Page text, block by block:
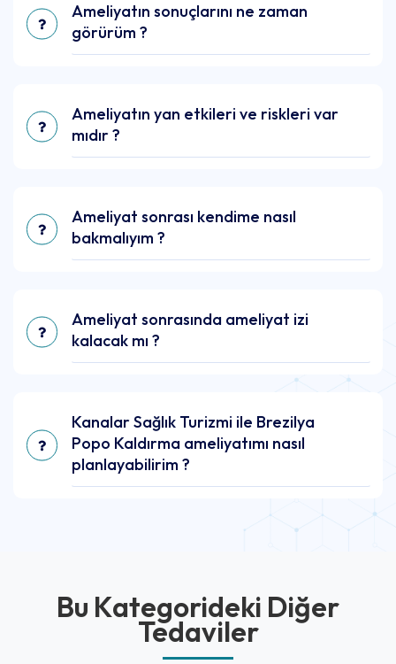
Ameliyatın sonuçlarını ne zaman
görürüm ?
Ameliyatın yan etkileri ve riskleri var
mıdır ?
Ameliyat sonrası kendime nasıl
bakmalıyım ?
Ameliyat sonrasında ameliyat izi
kalacak mı ?
Kanalar Sağlık Turizmi ile Brezilya
Popo Kaldırma ameliyatımı nasıl
planlayabilirim ?
Bu Kategorideki Diğer
Tedaviler